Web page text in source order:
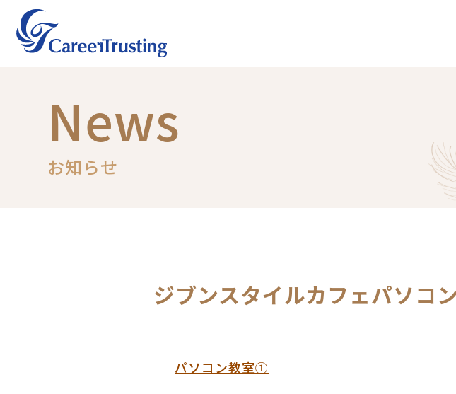
News
お知らせ
ジブンスタイルカフェパソ
パソコン教室①